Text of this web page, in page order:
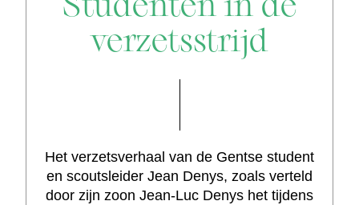
Studenten in de
verzetsstrijd
Het verzetsverhaal van de Gentse student
en scoutsleider Jean Denys, zoals verteld
door zijn zoon Jean-Luc Denys het tijdens